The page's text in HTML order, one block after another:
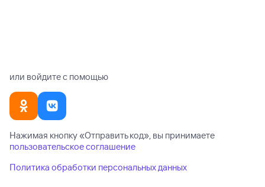
или войдите с помощью
Нажимая кнопку «Отправить код», вы принимаете
пользовательское соглашение
Политика обработки персональных данных